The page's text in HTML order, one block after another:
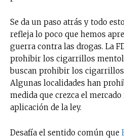
receive all the news
tobacco harm
Se da un paso atrás y todo
refleja lo poco que hemos
guerra contra las drogas. La
prohibir los cigarrillos
buscan prohibir los cigarrillos
Algunas localidades han
medida que crezca el
aplicación de la ley.
Desafía el sentido común que